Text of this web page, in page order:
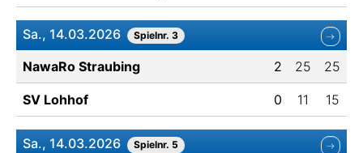
Sa., 14.03.2026 Spielnr. 3
NawaRo Straubing 2 25 25
SV Lohhof 0 11 15
Sa., 14.03.2026 Spielnr. 5